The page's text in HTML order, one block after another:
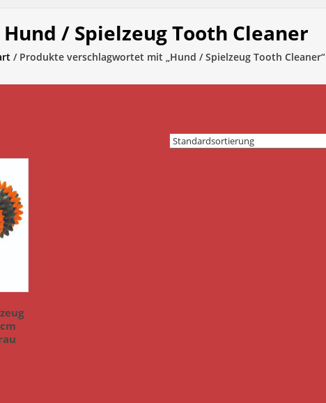
Hund / Spielzeug Tooth Cleaner
/ Produkte verschlagwortet mit „Hund / Spielzeug Tooth Cleaner“